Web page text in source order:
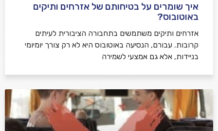
איך שומרים על בטיחותם של אזרחים ותיקים
באוטובוס?
אזרחים ותיקים משתמשים בתחבורה הציבורית לעיתים
קרובות. עבורם, הנסיעה באוטובוס היא לא רק צורך יומיומי
בניידות, אלא גם אמצעי לשמירה